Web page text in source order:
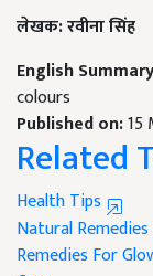
लेखक:रवीना सिंह
English
colours
Published on:15
Related
Health Tips
Natural
Remedies For